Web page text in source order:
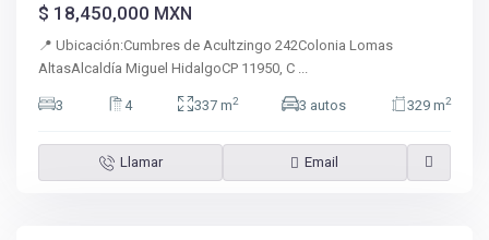
$ 18,450,000 MXN
📍 Ubicación:Cumbres de Acultzingo 242Colonia Lomas
AltasAlcaldía Miguel HidalgoCP 11950, C ...
3 4 337 m2 3 autos 329 m2
Llamar Email